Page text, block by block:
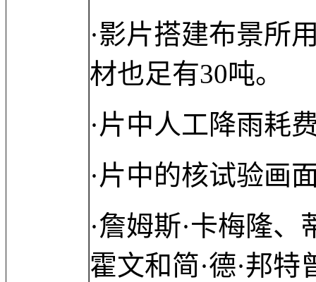
·影片搭建布景所
材也足有30吨。
·片中人工降雨耗
·片中的核试验画
·詹姆斯·卡梅隆、
霍文和简·德·邦